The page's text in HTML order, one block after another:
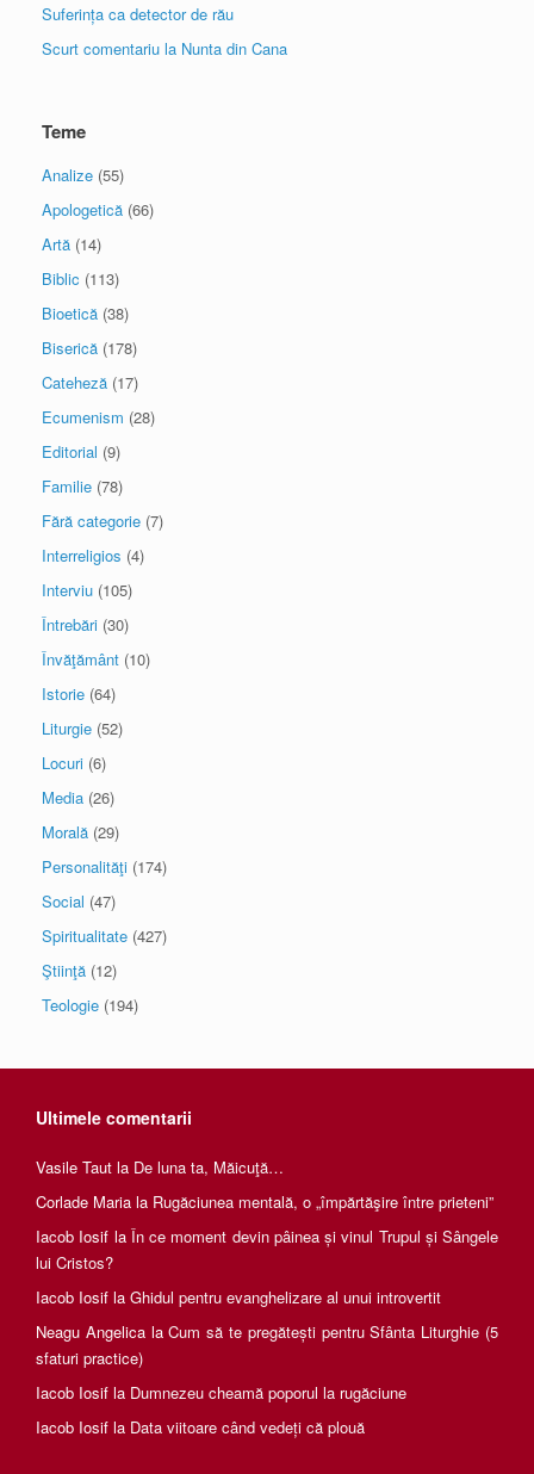
Suferința ca detector de rău
Scurt comentariu la Nunta din Cana
Teme
Analize (55)
Apologetică (66)
Artă (14)
Biblic (113)
Bioetică (38)
Biserică (178)
Cateheză (17)
Ecumenism (28)
Editorial (9)
Familie (78)
Fără categorie (7)
Interreligios (4)
Interviu (105)
Întrebări (30)
Învăţământ (10)
Istorie (64)
Liturgie (52)
Locuri (6)
Media (26)
Morală (29)
Personalităţi (174)
Social (47)
Spiritualitate (427)
Ştiinţă (12)
Teologie (194)
Ultimele comentarii
Vasile Taut la De luna ta, Măicuţă…
Corlade Maria la Rugăciunea mentală, o „împărtăşire între prieteni”
Iacob Iosif la În ce moment devin pâinea și vinul Trupul și Sângele
lui Cristos?
Iacob Iosif la Ghidul pentru evanghelizare al unui introvertit
Neagu AngelicalaCum să te pregătești pentru Sfânta Liturghie (5
sfaturi practice)
Iacob Iosif la Dumnezeu cheamă poporul la rugăciune
Iacob Iosif la Data viitoare când vedeți că plouă